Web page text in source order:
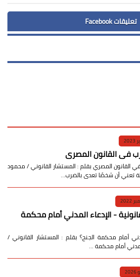
تعليقات Facebook
في القانون المصري
القانون المصري بقلم : المستشار القانوني / محمود
تعني أن شخصًا تعدى بالضرب…
- الإدعاء المدني أمام محكمة
أمام محكمة الجنح؟ بقلم : المستشار القانوني /
أمام محكمة …